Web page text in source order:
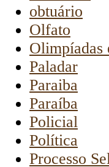
obtuário
Olfato
Olimpíadas
Paladar
Paraiba
Paraíba
Policial
Política
Processo